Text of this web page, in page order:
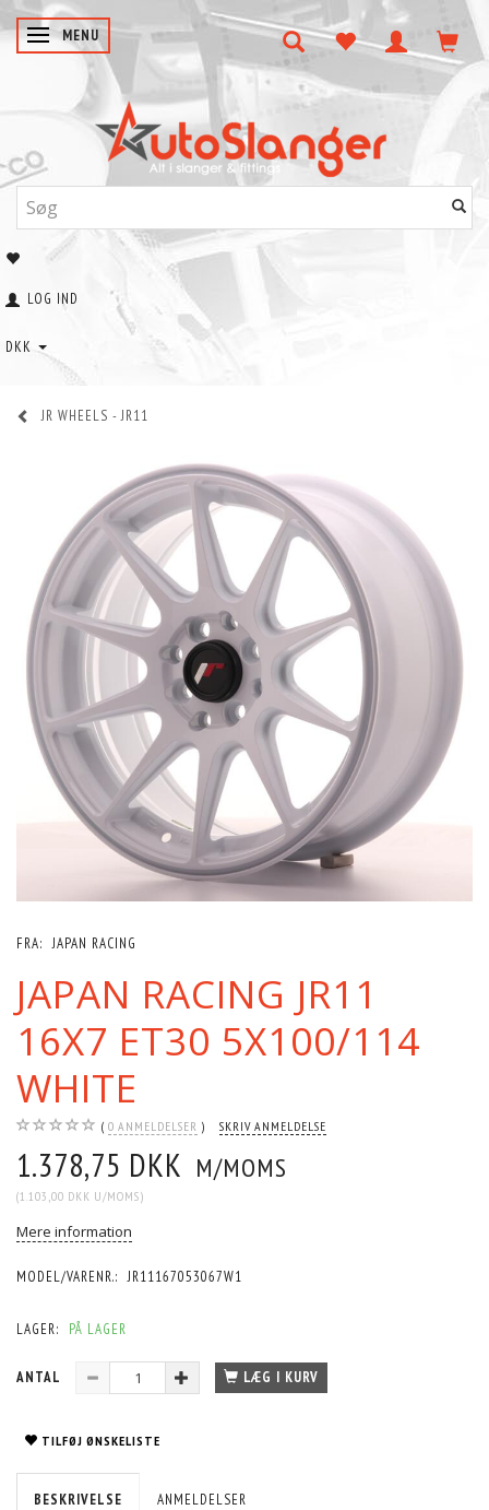
SKIFTE NAVIGATION
MENU
LOG IND
DKK
JR WHEELS - JR11
FRA: JAPAN RACING
JAPAN RACING JR11
16X7 ET30 5X100/114
WHITE
0 ANMELDELSER SKRIV ANMELDELSE
1.378,75 DKK M/MOMS
(1.103,00 DKK U/MOMS)
Mere information
MODEL/VARENR.: JR11167053067W1
LAGER: PÅ LAGER
ANTAL LÆG I KURV
TILFØJ ØNSKELISTE
BESKRIVELSE ANMELDELSER